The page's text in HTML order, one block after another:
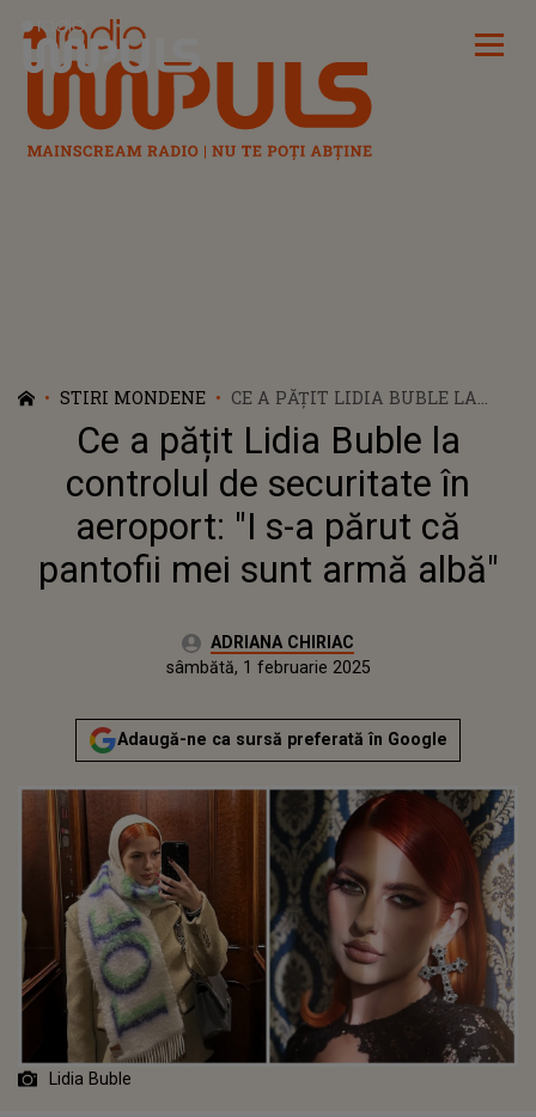
Radio Impuls
STIRI MONDENE
CE A PĂȚIT LIDIA BUBLE LA
CONTROLUL DE SECURITATE ÎN
AEROPORT: "I S-A PĂRUT CĂ
PANTOFII MEI SUNT ARMĂ
ALBĂ"
Ce a pățit Lidia Buble la
controlul de securitate în
aeroport: "I s-a părut că
pantofii mei sunt armă albă"
Autor:ADRIANA CHIRIAC
sâmbătă, 1 februarie 2025
Actualizat:
sâmbătă, 1 februarie 2025
Adaugă-ne ca sursă preferată în Google
Lidia Buble